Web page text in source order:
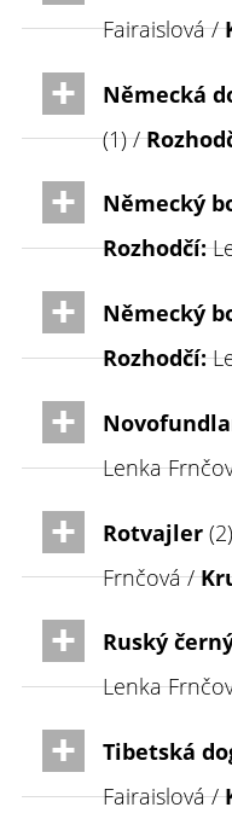
Fairaislová /
Německá
(1) /
Německý
Rozhodčí:
Německý
Rozhodčí:
Lenka
Rotvajler
Frnčová /
Ruský
Lenka
Tibetská
Fairaislová /